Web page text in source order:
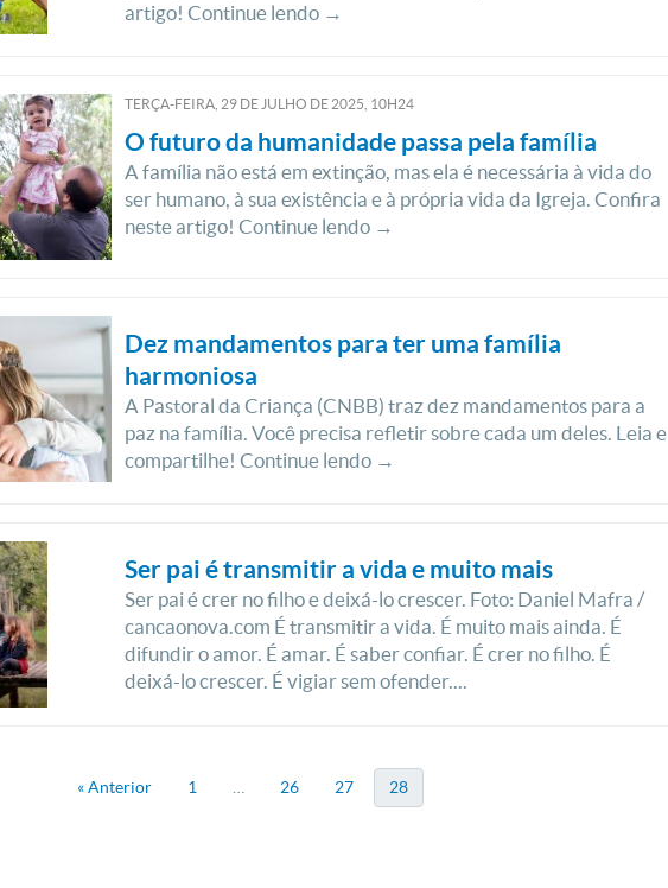
artigo! Continue lendo →
TERÇA-FEIRA, 29 DE JULHO DE 2025, 10H24
O futuro da humanidade passa pela família
A família não está em extinção, mas ela é necessária à vida do
ser humano, à sua existência e à própria vida da Igreja. Confira
neste artigo! Continue lendo →
Dez mandamentos para ter uma família
harmoniosa
A Pastoral da Criança (CNBB) traz dez mandamentos para a
paz na família. Você precisa refletir sobre cada um deles. Leia e
compartilhe! Continue lendo →
Ser pai é transmitir a vida e muito mais
Ser pai é crer no filho e deixá-lo crescer. Foto: Daniel Mafra /
cancaonova.com É transmitir a vida. É muito mais ainda. É
difundir o amor. É amar. É saber confiar. É crer no filho. É
deixá-lo crescer. É vigiar sem ofender....
« Anterior 1 26 27 28